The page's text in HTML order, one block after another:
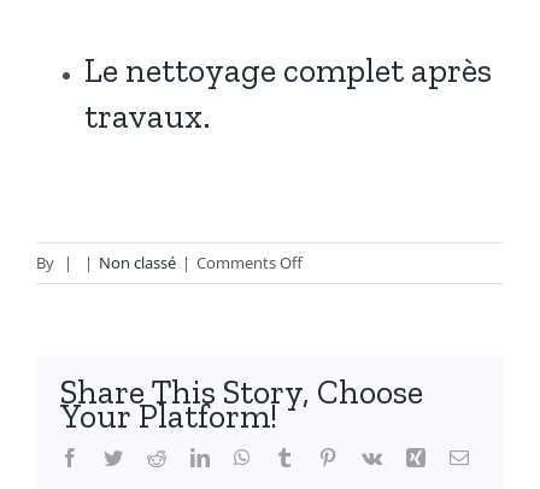
Le nettoyage complet après
travaux.
By | | Non classé | Comments Offon
Nettoyage
Chantier
Share This Story, Choose
Your Platform!
Facebook
TwitterRedditLinkedInWhatsApp
Tumblr Pinterest
Vk Xing Email